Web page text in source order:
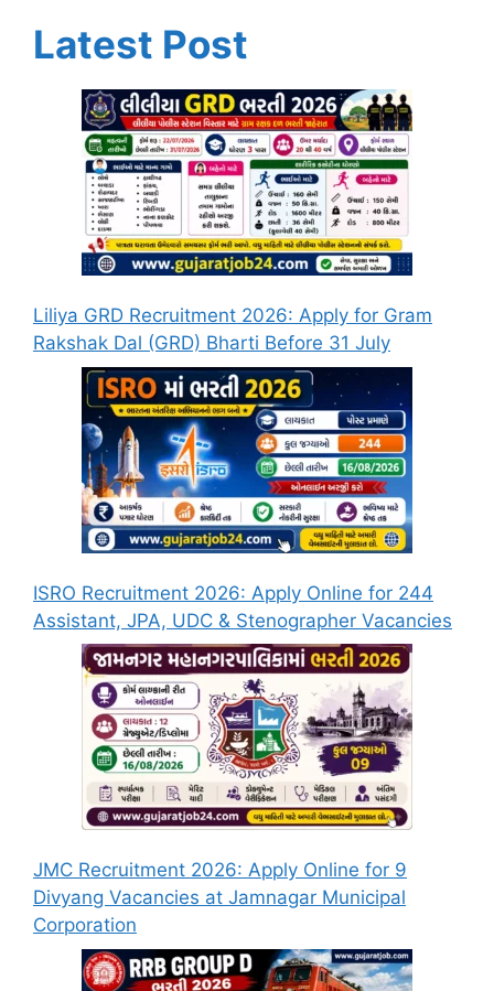
Latest Post
Liliya GRD Recruitment 2026: Apply for Gram
Rakshak Dal (GRD) Bharti Before 31 July
ISRO Recruitment 2026: Apply Online for 244
Assistant, JPA, UDC & Stenographer Vacancies
JMC Recruitment 2026: Apply Online for 9
Divyang Vacancies at Jamnagar Municipal
Corporation